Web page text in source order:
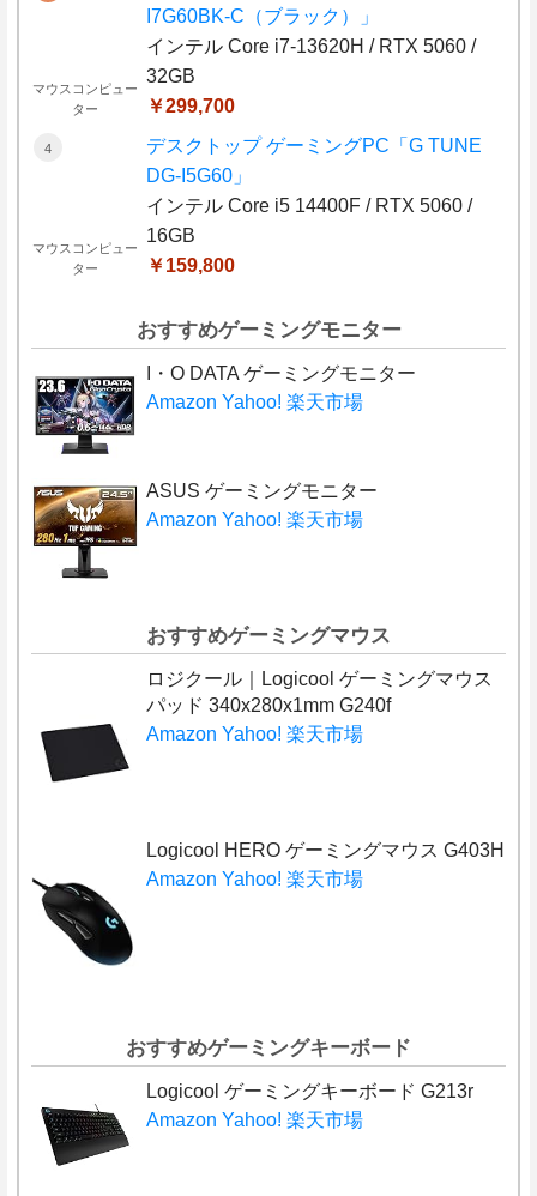
マウスコンピュー
ター
I7G60BK-C（ブラック）」
インテル Core i7-13620H / RTX 5060 /
32GB
￥299,700
マウスコンピュー
ター
デスクトップ ゲーミングPC「G TUNE
DG-I5G60」
インテル Core i5 14400F / RTX 5060 /
16GB
￥159,800
おすすめゲーミングモニター
I・O DATA ゲーミングモニター
Amazon Yahoo! 楽天市場
ASUS ゲーミングモニター
Amazon Yahoo! 楽天市場
おすすめゲーミングマウス
ロジクール｜Logicool ゲーミングマウス
パッド 340x280x1mm G240f
Amazon Yahoo! 楽天市場
Logicool HERO ゲーミングマウス G403H
Amazon Yahoo! 楽天市場
おすすめゲーミングキーボード
Logicool ゲーミングキーボード G213r
Amazon Yahoo! 楽天市場